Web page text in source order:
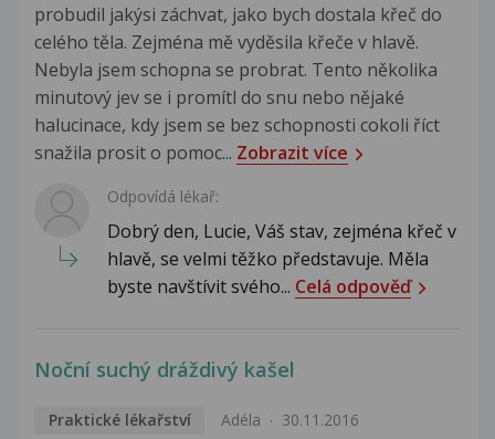
probudil jakýsi záchvat, jako bych dostala křeč do
celého těla. Zejména mě vyděsila křeče v hlavě.
Nebyla jsem schopna se probrat. Tento několika
minutový jev se i promítl do snu nebo nějaké
halucinace, kdy jsem se bez schopnosti cokoli říct
snažila prosit o pomoc... Zobrazit více
Odpovídá lékař:
Dobrý den, Lucie, Váš stav, zejména křeč v
hlavě, se velmi těžko představuje. Měla
byste navštívit svého... Celá odpověď
Noční suchý dráždivý kašel
Praktické lékařství Adéla 30.11.2016